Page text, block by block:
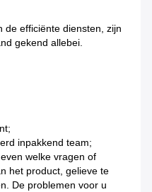
de efficiënte diensten, zijn
gekend allebei.
inpakkend team;
welke vragen of
het product, gelieve te
De problemen voor u